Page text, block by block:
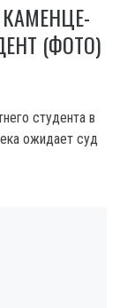
(ФОТО)
студента в
ожидает суд